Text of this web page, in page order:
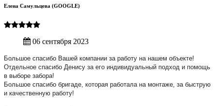
Елена Самульцева (GOOGLE)
06 сентября 2023
Большое спасибо Вашей компании за работу на нашем объекте!
Отдельное спасибо Денису за его индивидуальный подход и помощь
в выборе забора!
Большое спасибо бригаде, которая работала на монтаже, за быструю
и качественную работу!